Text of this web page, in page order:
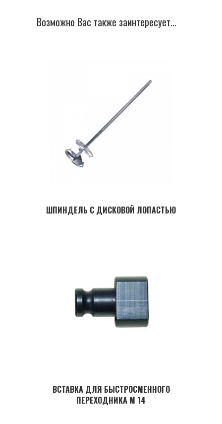
Возможно Вас также заинтересует…
ШПИНДЕЛЬ С ДИСКОВОЙ ЛОПАСТЬЮ
ВСТАВКА ДЛЯ БЫСТРОСМЕННОГО
ПЕРЕХОДНИКА M 14